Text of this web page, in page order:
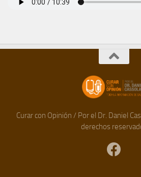
Curar con Opinión / Por el Dr. Daniel
derechos